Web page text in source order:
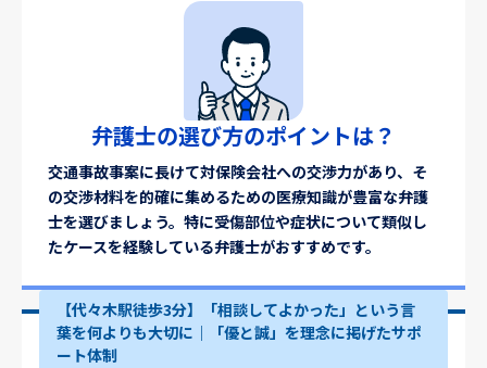
弁護士の選び方のポイントは？
交通事故事案に長けて対保険会社への交渉力があり、そ
の交渉材料を的確に集めるための医療知識が豊富な弁護
士を選びましょう。特に受傷部位や症状について類似し
たケースを経験している弁護士がおすすめです。
【代々木駅徒歩3分】「相談してよかった」という言
葉を何よりも大切に｜「優と誠」を理念に掲げたサポ
ート体制